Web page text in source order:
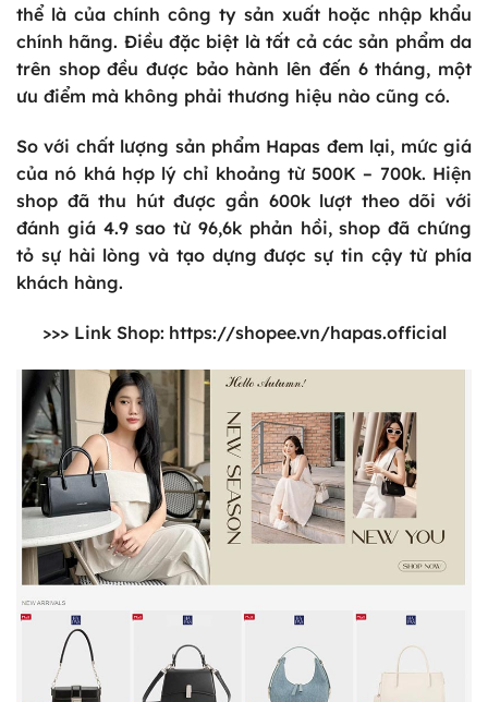
thể là của chính công ty sản xuất hoặc nhập khẩu
chính hãng. Điều đặc biệt là tất cả các sản phẩm da
trên shop đều được bảo hành lên đến 6 tháng, một
ưu điểm mà không phải thương hiệu nào cũng có.
So với chất lượng sản phẩm Hapas đem lại, mức giá
của nó khá hợp lý chỉ khoảng từ 500K – 700k. Hiện
shop đã thu hút được gần 600k lượt theo dõi với
đánh giá 4.9 sao từ 96,6k phản hồi, shop đã chứng
tỏ sự hài lòng và tạo dựng được sự tin cậy từ phía
khách hàng.
>>> Link Shop: https://shopee.vn/hapas.official